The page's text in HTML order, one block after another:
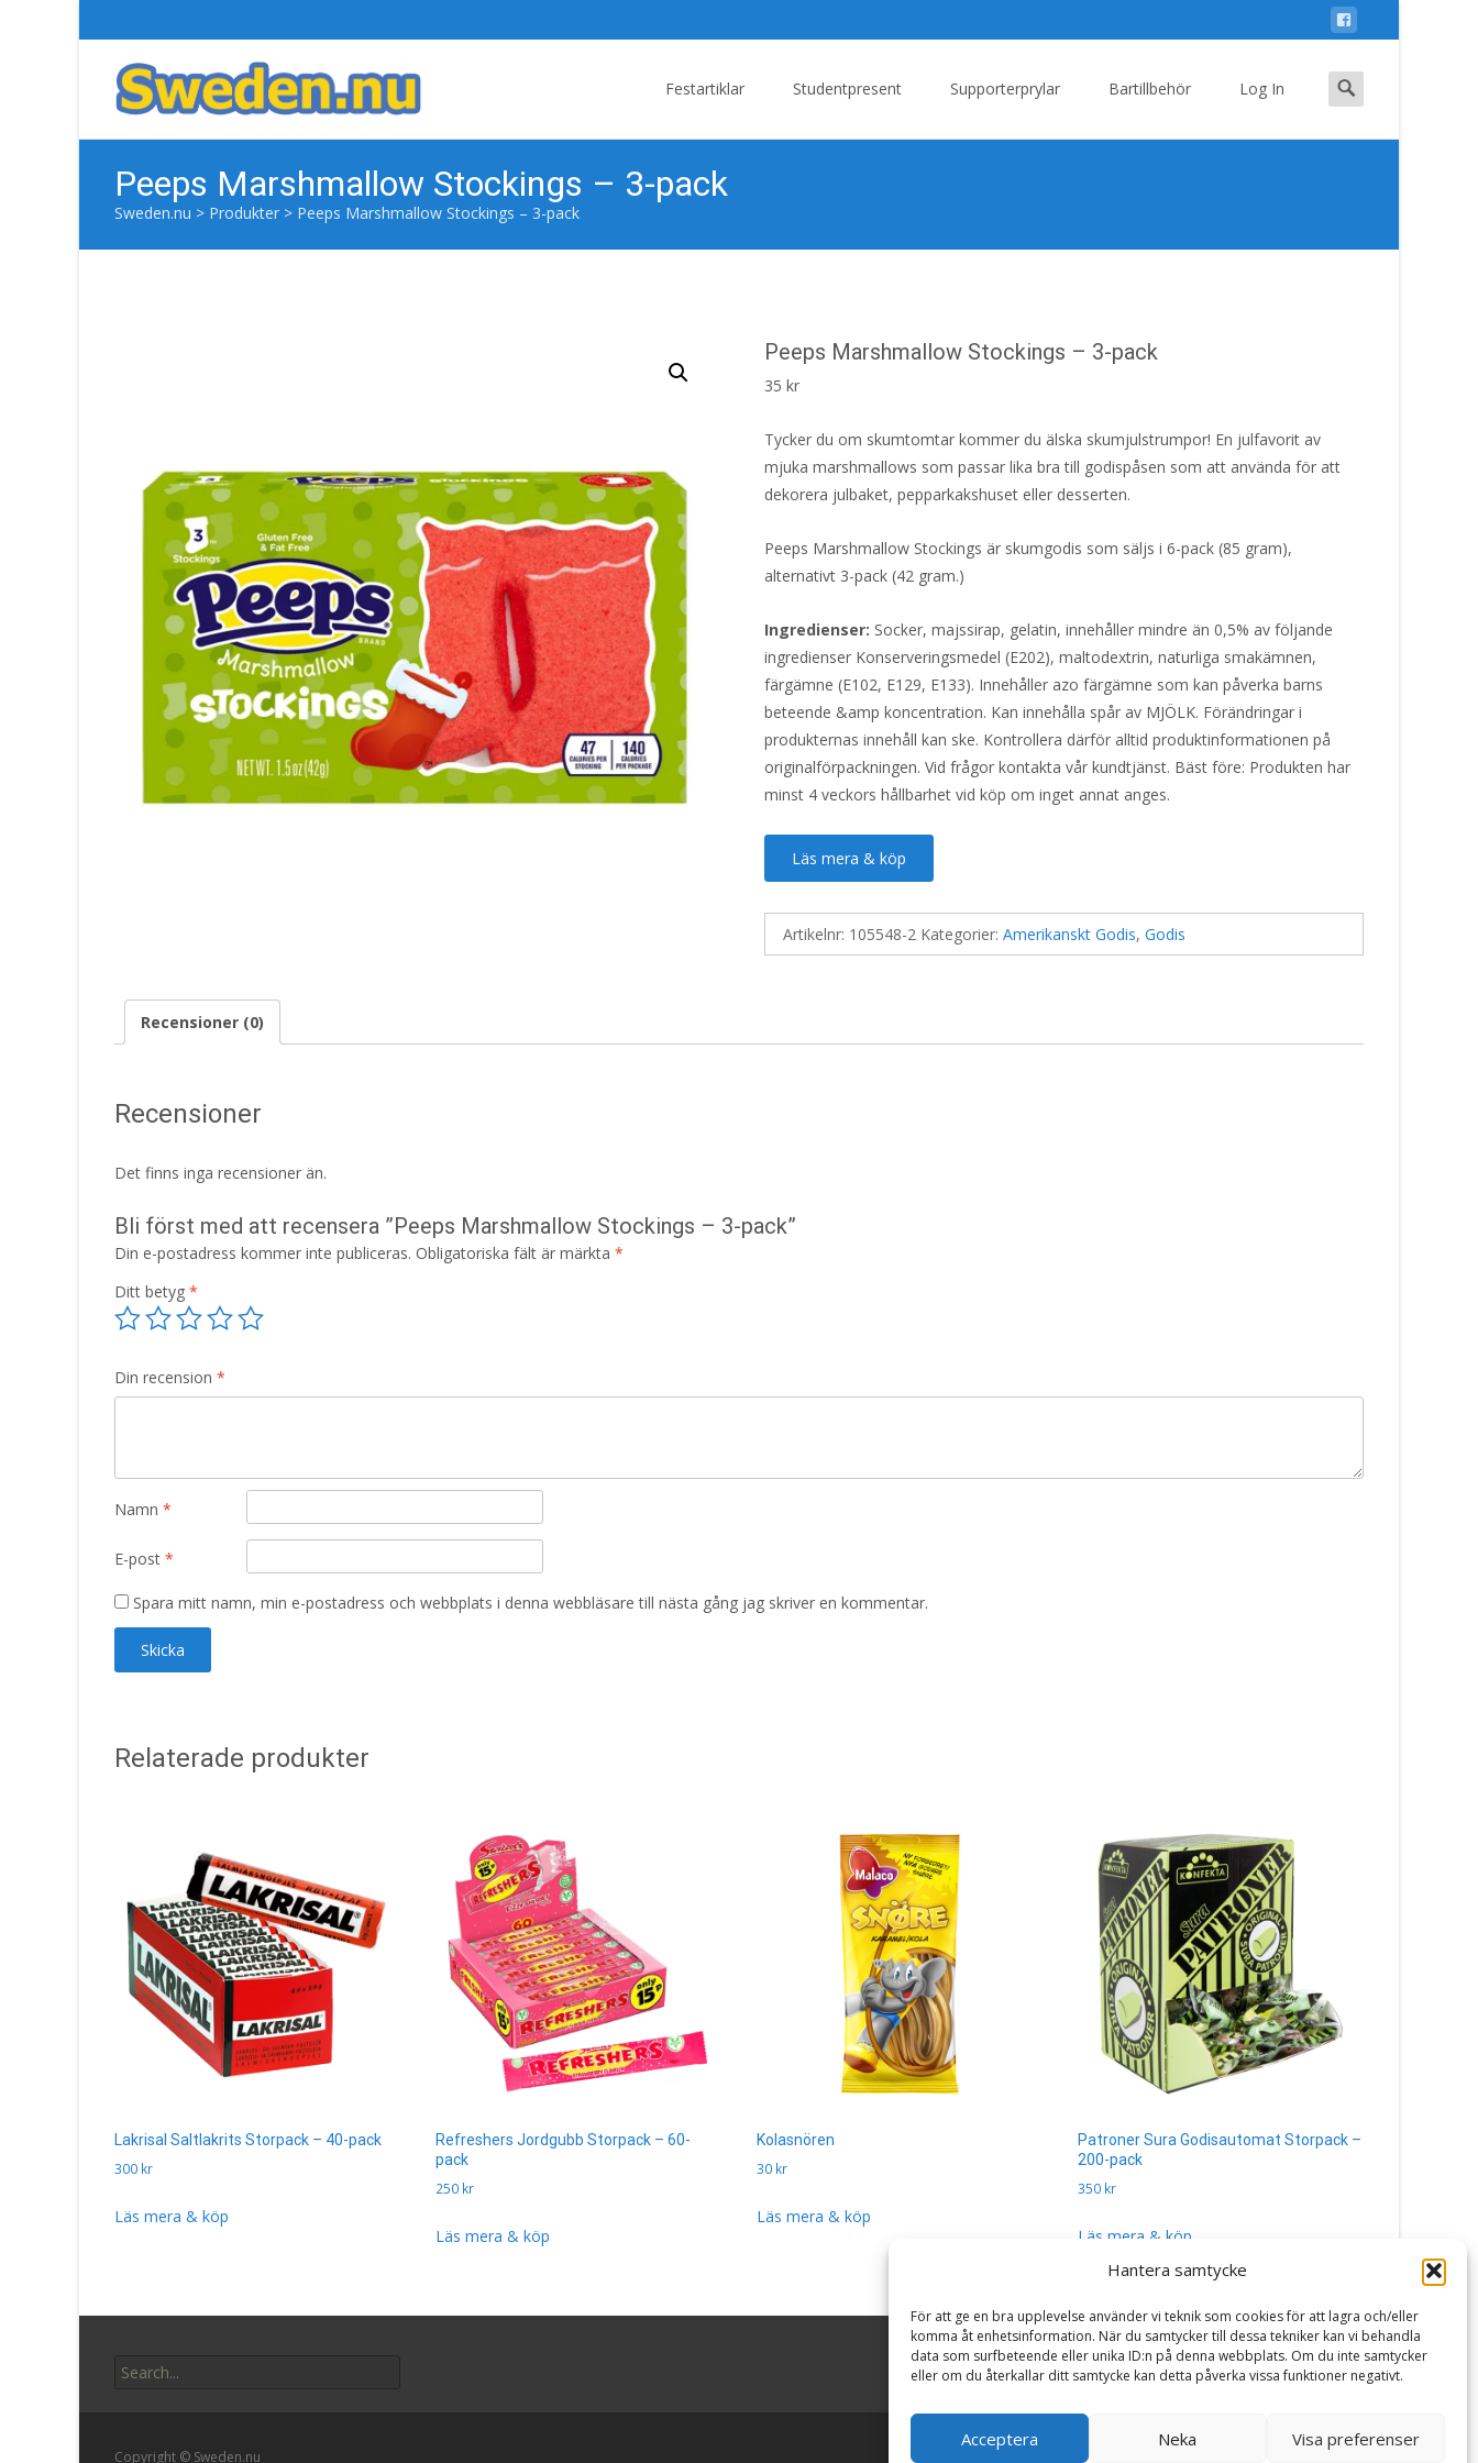
Hantera samtycke
För att ge en bra upplevelse använder vi teknik som cookies för att lagra och/eller
komma åt enhetsinformation. När du samtycker till dessa tekniker kan vi behandla
data som surfbeteende eller unika ID:n på denna webbplats. Om du inte samtycker
eller om du återkallar ditt samtycke kan detta påverka vissa funktioner negativt.
Acceptera Neka Visa preferenser
Festartiklar Studentpresent Supporterprylar Bartillbehör Log In
Search
for:
Peeps Marshmallow Stockings – 3-pack
Sweden.nu > Produkter > Peeps Marshmallow Stockings – 3-pack
Peeps Marshmallow Stockings – 3-pack
35 kr
Tycker du om skumtomtar kommer du älska skumjulstrumpor! En julfavorit av
mjuka marshmallows som passar lika bra till godispåsen som att använda för att
dekorera julbaket, pepparkakshuset eller desserten.
Peeps Marshmallow Stockings är skumgodis som säljs i 6-pack (85 gram),
alternativt 3-pack (42 gram.)
Ingredienser: Socker, majssirap, gelatin, innehåller mindre än 0,5% av följande
ingredienser Konserveringsmedel (E202), maltodextrin, naturliga smakämnen,
färgämne (E102, E129, E133). Innehåller azo färgämne som kan påverka barns
beteende &amp koncentration. Kan innehålla spår av MJÖLK. Förändringar i
produkternas innehåll kan ske. Kontrollera därför alltid produktinformationen på
originalförpackningen. Vid frågor kontakta vår kundtjänst. Bäst före: Produkten har
minst 4 veckors hållbarhet vid köp om inget annat anges.
Läs mera & köp
Artikelnr: 105548-2 Kategorier: Amerikanskt Godis, Godis
Recensioner (0)
Recensioner
Det finns inga recensioner än.
Bli först med att recensera ”Peeps Marshmallow Stockings – 3-pack”
Din e-postadress kommer inte publiceras. Obligatoriska fält är märkta *
Ditt betyg *
Din recension *
Namn *
E-post *
Spara mitt namn, min e-postadress och webbplats i denna webbläsare till nästa gång jag skriver en kommentar.
Relaterade produkter
Lakrisal Saltlakrits Storpack – 40-pack
300 kr
Läs mera & köp
Refreshers Jordgubb Storpack – 60-
pack
250 kr
Läs mera & köp
Kolasnören
30 kr
Läs mera & köp
Patroner Sura Godisautomat Storpack –
200-pack
350 kr
Läs mera & köp
for:
Copyright © Sweden.nu Powered by WordPress